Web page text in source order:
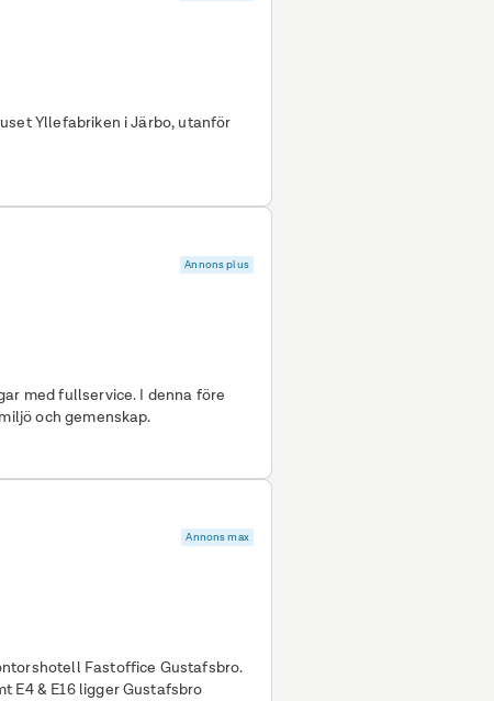
Yllefabriken i Järbo, utanför
Annons plus
med fullservice. I denna före
och gemenskap.
Annons max
Fastoffice Gustafsbro.
E4 & E16 ligger Gustafsbro